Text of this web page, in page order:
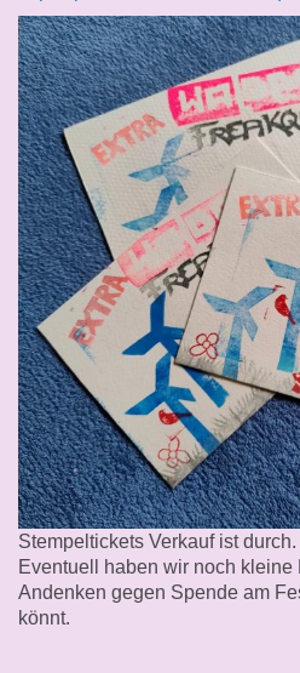
Stempeltickets Verkauf ist durch.
Eventuell haben wir noch
Andenken gegen Spende am
könnt.